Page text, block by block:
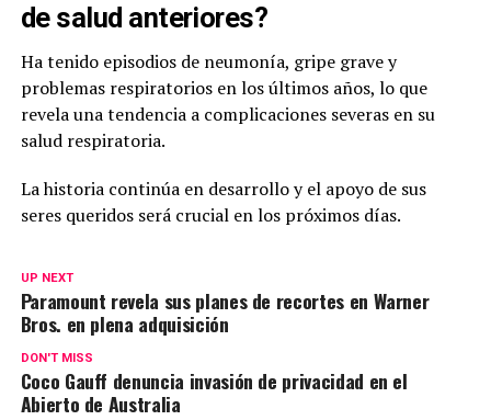
de salud anteriores?
Ha tenido episodios de neumonía, gripe grave y
problemas respiratorios en los últimos años, lo que
revela una tendencia a complicaciones severas en su
salud respiratoria.
La historia continúa en desarrollo y el apoyo de sus
seres queridos será crucial en los próximos días.
UP NEXT
Paramount revela sus planes de recortes en Warner
Bros. en plena adquisición
DON'T MISS
Coco Gauff denuncia invasión de privacidad en el
Abierto de Australia